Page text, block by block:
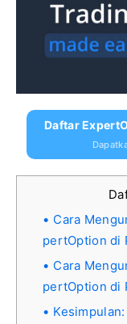
Daftar
Cara
pertOption di
Cara
pertOption di